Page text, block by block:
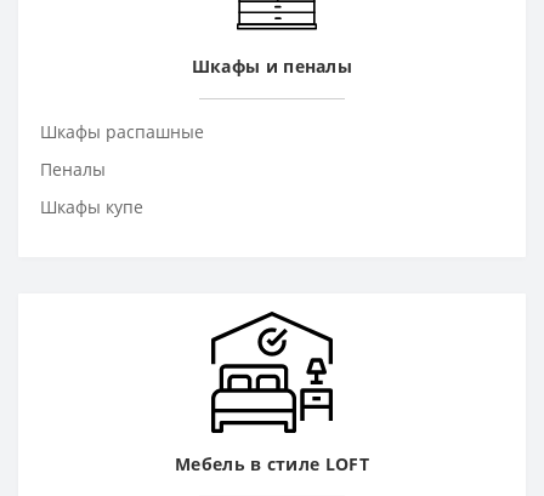
Шкафы и пеналы
Шкафы распашные
Пеналы
Шкафы купе
Мебель в стиле LOFT